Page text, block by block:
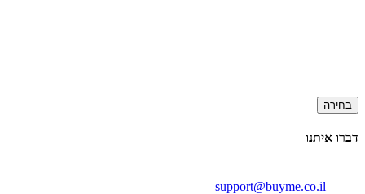
בחירה
דברו איתנו
support@buyme.co.il